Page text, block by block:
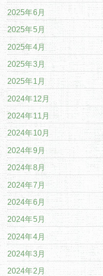
2025年6月
2025年5月
2025年4月
2025年3月
2025年1月
2024年12月
2024年11月
2024年10月
2024年9月
2024年8月
2024年7月
2024年6月
2024年5月
2024年4月
2024年3月
2024年2月